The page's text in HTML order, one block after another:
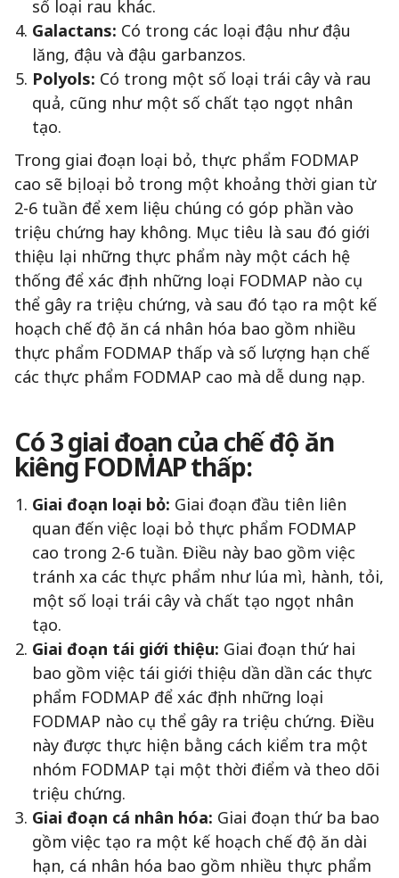
số loại rau khác.
Galactans: Có trong các loại đậu như đậu
lăng, đậu và đậu garbanzos.
Polyols: Có trong một số loại trái cây và rau
quả, cũng như một số chất tạo ngọt nhân
tạo.
Trong giai đoạn loại bỏ, thực phẩm FODMAP
cao sẽ bị loại bỏ trong một khoảng thời gian từ
2-6 tuần để xem liệu chúng có góp phần vào
triệu chứng hay không. Mục tiêu là sau đó giới
thiệu lại những thực phẩm này một cách hệ
thống để xác định những loại FODMAP nào cụ
thể gây ra triệu chứng, và sau đó tạo ra một kế
hoạch chế độ ăn cá nhân hóa bao gồm nhiều
thực phẩm FODMAP thấp và số lượng hạn chế
các thực phẩm FODMAP cao mà dễ dung nạp.
Có 3 giai đoạn của chế độ ăn
kiêng FODMAP thấp:
Giai đoạn loại bỏ: Giai đoạn đầu tiên liên
quan đến việc loại bỏ thực phẩm FODMAP
cao trong 2-6 tuần. Điều này bao gồm việc
tránh xa các thực phẩm như lúa mì, hành, tỏi,
một số loại trái cây và chất tạo ngọt nhân
tạo.
Giai đoạn tái giới thiệu: Giai đoạn thứ hai
bao gồm việc tái giới thiệu dần dần các thực
phẩm FODMAP để xác định những loại
FODMAP nào cụ thể gây ra triệu chứng. Điều
này được thực hiện bằng cách kiểm tra một
nhóm FODMAP tại một thời điểm và theo dõi
triệu chứng.
Giai đoạn cá nhân hóa: Giai đoạn thứ ba bao
gồm việc tạo ra một kế hoạch chế độ ăn dài
hạn, cá nhân hóa bao gồm nhiều thực phẩm